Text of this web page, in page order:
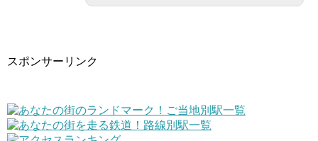
スポンサーリンク